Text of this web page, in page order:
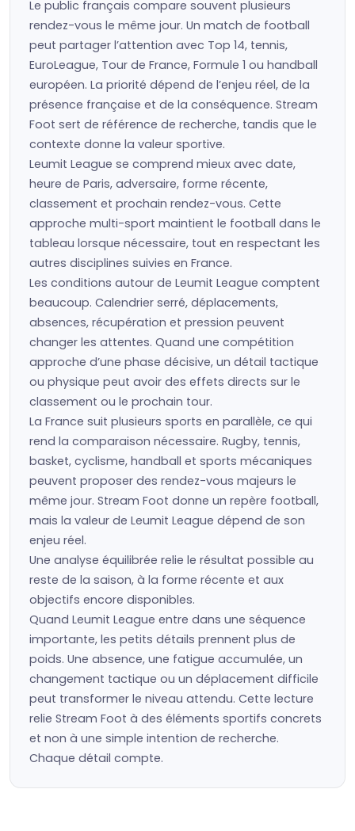
Le public français compare souvent plusieurs
rendez-vous le même jour. Un match de football
peut partager l’attention avec Top 14, tennis,
EuroLeague, Tour de France, Formule 1 ou handball
européen. La priorité dépend de l’enjeu réel, de la
présence française et de la conséquence. Stream
Foot sert de référence de recherche, tandis que le
contexte donne la valeur sportive.
Leumit League se comprend mieux avec date,
heure de Paris, adversaire, forme récente,
classement et prochain rendez-vous. Cette
approche multi-sport maintient le football dans le
tableau lorsque nécessaire, tout en respectant les
autres disciplines suivies en France.
Les conditions autour de Leumit League comptent
beaucoup. Calendrier serré, déplacements,
absences, récupération et pression peuvent
changer les attentes. Quand une compétition
approche d’une phase décisive, un détail tactique
ou physique peut avoir des effets directs sur le
classement ou le prochain tour.
La France suit plusieurs sports en parallèle, ce qui
rend la comparaison nécessaire. Rugby, tennis,
basket, cyclisme, handball et sports mécaniques
peuvent proposer des rendez-vous majeurs le
même jour. Stream Foot donne un repère football,
mais la valeur de Leumit League dépend de son
enjeu réel.
Une analyse équilibrée relie le résultat possible au
reste de la saison, à la forme récente et aux
objectifs encore disponibles.
Quand Leumit League entre dans une séquence
importante, les petits détails prennent plus de
poids. Une absence, une fatigue accumulée, un
changement tactique ou un déplacement difficile
peut transformer le niveau attendu. Cette lecture
relie Stream Foot à des éléments sportifs concrets
et non à une simple intention de recherche.
Chaque détail compte.